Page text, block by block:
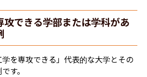
攻できる学部または学科があ
を専攻できる」代表的な大学とその
す。